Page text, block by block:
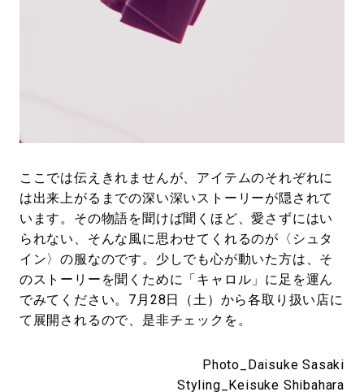
ここでは伝えきれませんが、アイテムのそれぞれに
は出来上がるまでの深い深いストーリーが隠されて
います。その物語を聞けば聞くほど、愛さずにはい
られない、そんな風に思わせてくれるのが〈シュタ
イン〉の服なのです。少しでも心が動いた方は、そ
のストーリーを聞くために「キャロル」に足を運ん
でみてください。7月28日（土）から各取り扱い店に
て展開されるので、是非チェックを。
Photo_Daisuke Sasaki
Styling_Keisuke Shibahara